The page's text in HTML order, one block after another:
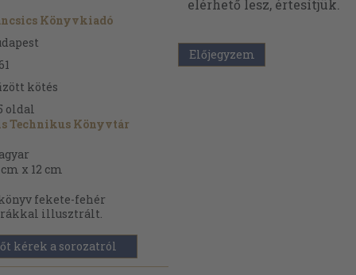
Könyvkiadó
kötés
oldal
Technikus Könyvtár
cm x 12 cm
fekete-fehér
illusztrált.
kérek a sorozatról
elérhető lesz, értesítjük.
Előjegyzem